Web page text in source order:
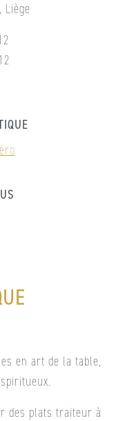
Liège
en art de la table,
des plats traiteur à